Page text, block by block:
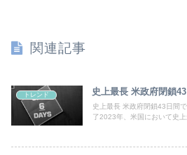
関連記事
トレンド 史上最長 米政府閉鎖
史上最長 米政府閉鎖43日間
了2023年、米国において史上